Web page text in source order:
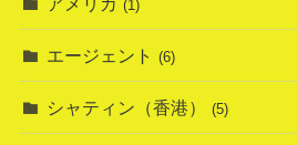
(1)
エージェント (6)
シャティン（香港） (5)